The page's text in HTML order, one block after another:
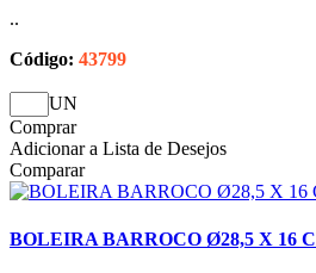
..
Código: 43799
UN
Comprar
Adicionar a Lista de Desejos
Comparar
BOLEIRA BARROCO Ø28,5 X 16